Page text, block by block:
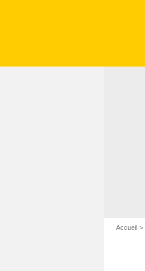
Accueil